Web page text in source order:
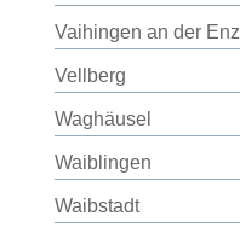
Vaihingen an der Enz
Vellberg
Waghäusel
Waiblingen
Waibstadt